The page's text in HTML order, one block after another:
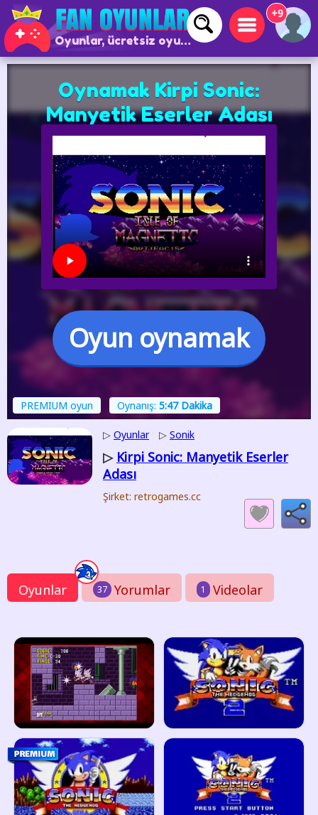
Oyunlar, ücretsiz oyunlar ve çevrimiçi oyunlar
+9
Oynamak Kirpi Sonic:
Manyetik Eserler Adası
Oyun oynamak
PREMIUM oyun Oynanış: 5:47 Dakika
▷ Oyunlar ▷ Sonik
▷ Kirpi Sonic: Manyetik Eserler
Adası
Şirket: retrogames.cc
Oyunlar 37 Yorumlar 1 Videolar